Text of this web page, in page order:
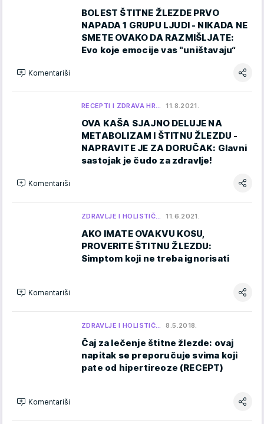
BOLEST ŠTITNE ŽLEZDE PRVO
NAPADA 1 GRUPU LJUDI - NIKADA NE
SMETE OVAKO DA RAZMIŠLJATE:
Evo koje emocije vas "uništavaju“
Komentariši
RECEPTI I ZDRAVA HR… 11.8.2021.
OVA KAŠA SJAJNO DELUJE NA
METABOLIZAM I ŠTITNU ŽLEZDU -
NAPRAVITE JE ZA DORUČAK: Glavni
sastojak je čudo za zdravlje!
Komentariši
ZDRAVLJE I HOLISTIČ… 11.6.2021.
AKO IMATE OVAKVU KOSU,
PROVERITE ŠTITNU ŽLEZDU:
Simptom koji ne treba ignorisati
Komentariši
ZDRAVLJE I HOLISTIČ… 8.5.2018.
Čaj za lečenje štitne žlezde: ovaj
napitak se preporučuje svima koji
pate od hipertireoze (RECEPT)
Komentariši